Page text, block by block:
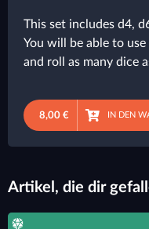
This set includes d4,
You will be able to
and roll as many dice
8,00 € IN DEN
Artikel, die dir